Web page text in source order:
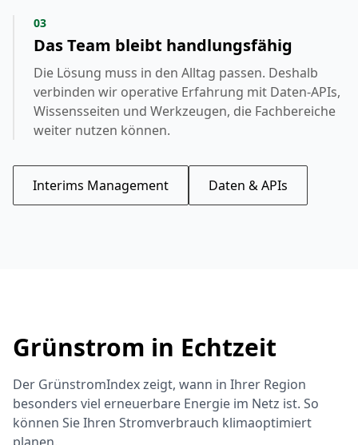
03
Das Team bleibt handlungsfähig
Die Lösung muss in den Alltag passen. Deshalb
verbinden wir operative Erfahrung mit Daten-APIs,
Wissensseiten und Werkzeugen, die Fachbereiche
weiter nutzen können.
Interims Management Daten & APIs
Grünstrom in Echtzeit
Der GrünstromIndex zeigt, wann in Ihrer Region
besonders viel erneuerbare Energie im Netz ist. So
können Sie Ihren Stromverbrauch klimaoptimiert